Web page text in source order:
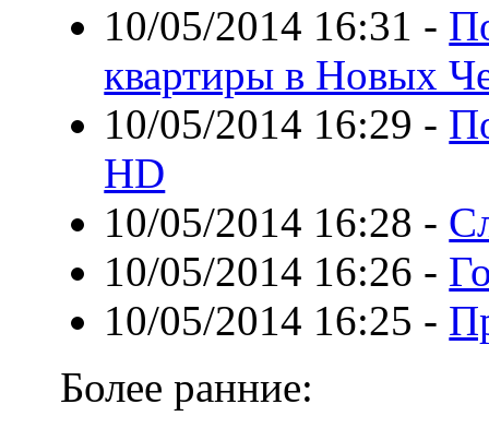
10/05/2014 16:31 -
квартиры в Новых
10/05/2014 16:29 -
HD
10/05/2014 16:28 -
10/05/2014 16:26 -
10/05/2014 16:25 -
Более ранние: